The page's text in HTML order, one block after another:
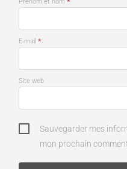
Prénom et nom *
E-mail *
Site web
Sauvegarder mes
mon prochain